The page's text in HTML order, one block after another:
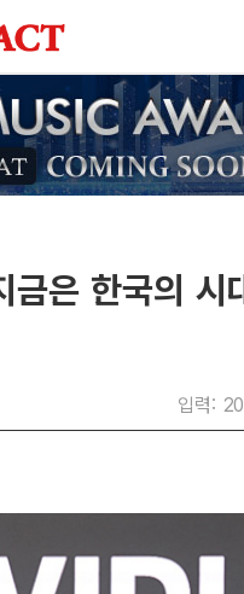
금은 한국의 시
입력: